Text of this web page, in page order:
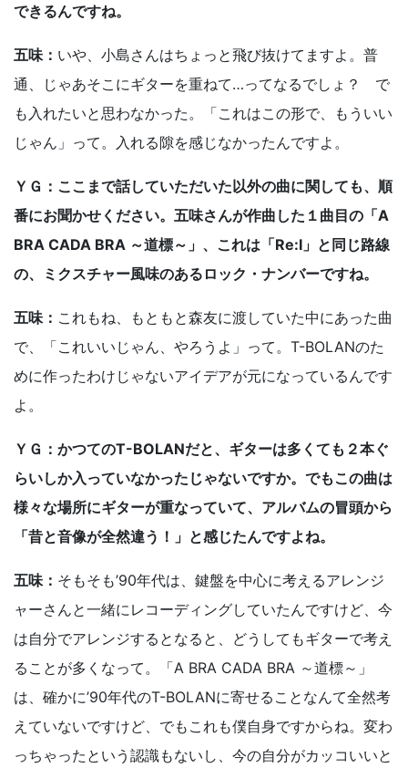
できるんですね。
五味： いや、小島さんはちょっと飛び抜けてますよ。普
通、じゃあそこにギターを重ねて…ってなるでしょ？ で
も入れたいと思わなかった。「これはこの形で、もういい
じゃん」って。入れる隙を感じなかったんですよ。
ＹＧ：ここまで話していただいた以外の曲に関しても、順
番にお聞かせください。五味さんが作曲した１曲目の「A
BRA CADA BRA ～道標～」、これは「Re:I」と同じ路線
の、ミクスチャー風味のあるロック・ナンバーですね。
五味： これもね、もともと森友に渡していた中にあった曲
で、「これいいじゃん、やろうよ」って。T-BOLANのた
めに作ったわけじゃないアイデアが元になっているんです
よ。
ＹＧ：かつてのT-BOLANだと、ギターは多くても２本ぐ
らいしか入っていなかったじゃないですか。でもこの曲は
様々な場所にギターが重なっていて、アルバムの冒頭から
「昔と音像が全然違う！」と感じたんですよね。
五味： そもそも’90年代は、鍵盤を中心に考えるアレンジ
ャーさんと一緒にレコーディングしていたんですけど、今
は自分でアレンジするとなると、どうしてもギターで考え
ることが多くなって。「A BRA CADA BRA ～道標～」
は、確かに’90年代のT-BOLANに寄せることなんて全然考
えていないですけど、でもこれも僕自身ですからね。変わ
っちゃったという認識もないし、今の自分がカッコいいと